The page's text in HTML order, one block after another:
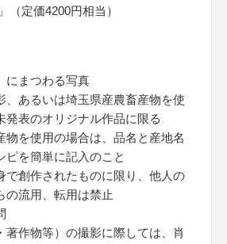
（定価4200円相当）
にまつわる写真
あるいは埼玉県産農畜産物を使
発表のオリジナル作品に限る
を使用の場合は、品名と産地名
ピを簡単に記入のこと
創作されたものに限り、他人の
の流用、転用は禁止
作物等）の撮影に際しては、肖